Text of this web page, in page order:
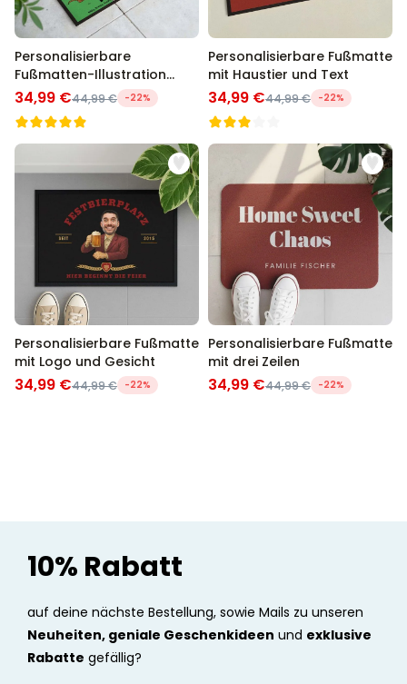
Personalisierbare
Fußmatten-Illustration
Zeichentrick Familie
34,99 €44,99 € -22%
Personalisierbare Fußmatte
mit Haustier und Text
34,99 €44,99 € -22%
Personalisierbare Fußmatte
mit Logo und Gesicht
34,99 €44,99 € -22%
Personalisierbare Fußmatte
mit drei Zeilen
34,99 €44,99 € -22%
10% Rabatt
auf deine nächste Bestellung, sowie Mails zu unseren
Neuheiten, geniale Geschenkideen und exklusive
Rabatte gefällig?